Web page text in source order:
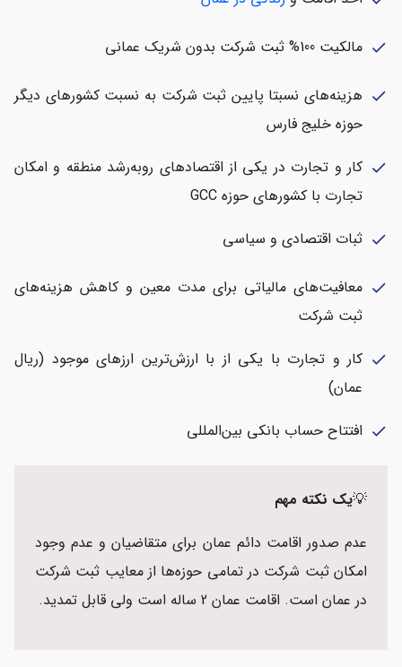
check مالکیت 100% ثبت شرکت بدون شریک عمانی
check هزینه‌های نسبتا پایین ثبت شرکت به نسبت کشورهای دیگر
حوزه خلیج فارس
check کار و تجارت در یکی از اقتصادهای روبه‌رشد منطقه و امکان
تجارت با کشورهای حوزه GCC
check ثبات اقتصادی و سیاسی
check معافیت‌های مالیاتی برای مدت معین و کاهش هزینه‌های
ثبت شرکت
check کار و تجارت با یکی از با ارزش‌ترین ارزهای موجود (ریال
عمان)
check افتتاح حساب بانکی بین‌المللی
💡یک نکته مهم
عدم صدور اقامت دائم عمان برای متقاضیان و عدم وجود
امکان ثبت شرکت در تمامی حوزه‌ها از معایب ثبت شرکت
در عمان است. اقامت عمان 2 ساله است ولی قابل تمدید.